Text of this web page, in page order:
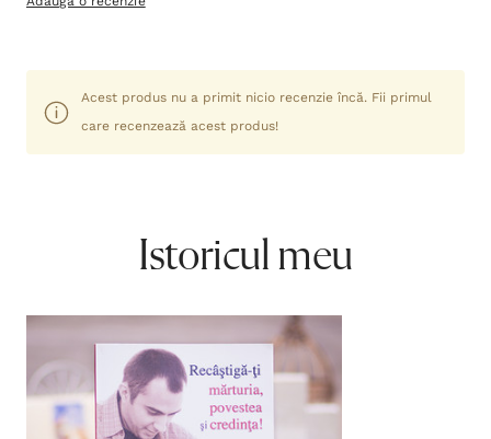
Acest produs nu a primit nicio recenzie încă. Fii primul
care recenzează acest produs!
Istoricul meu